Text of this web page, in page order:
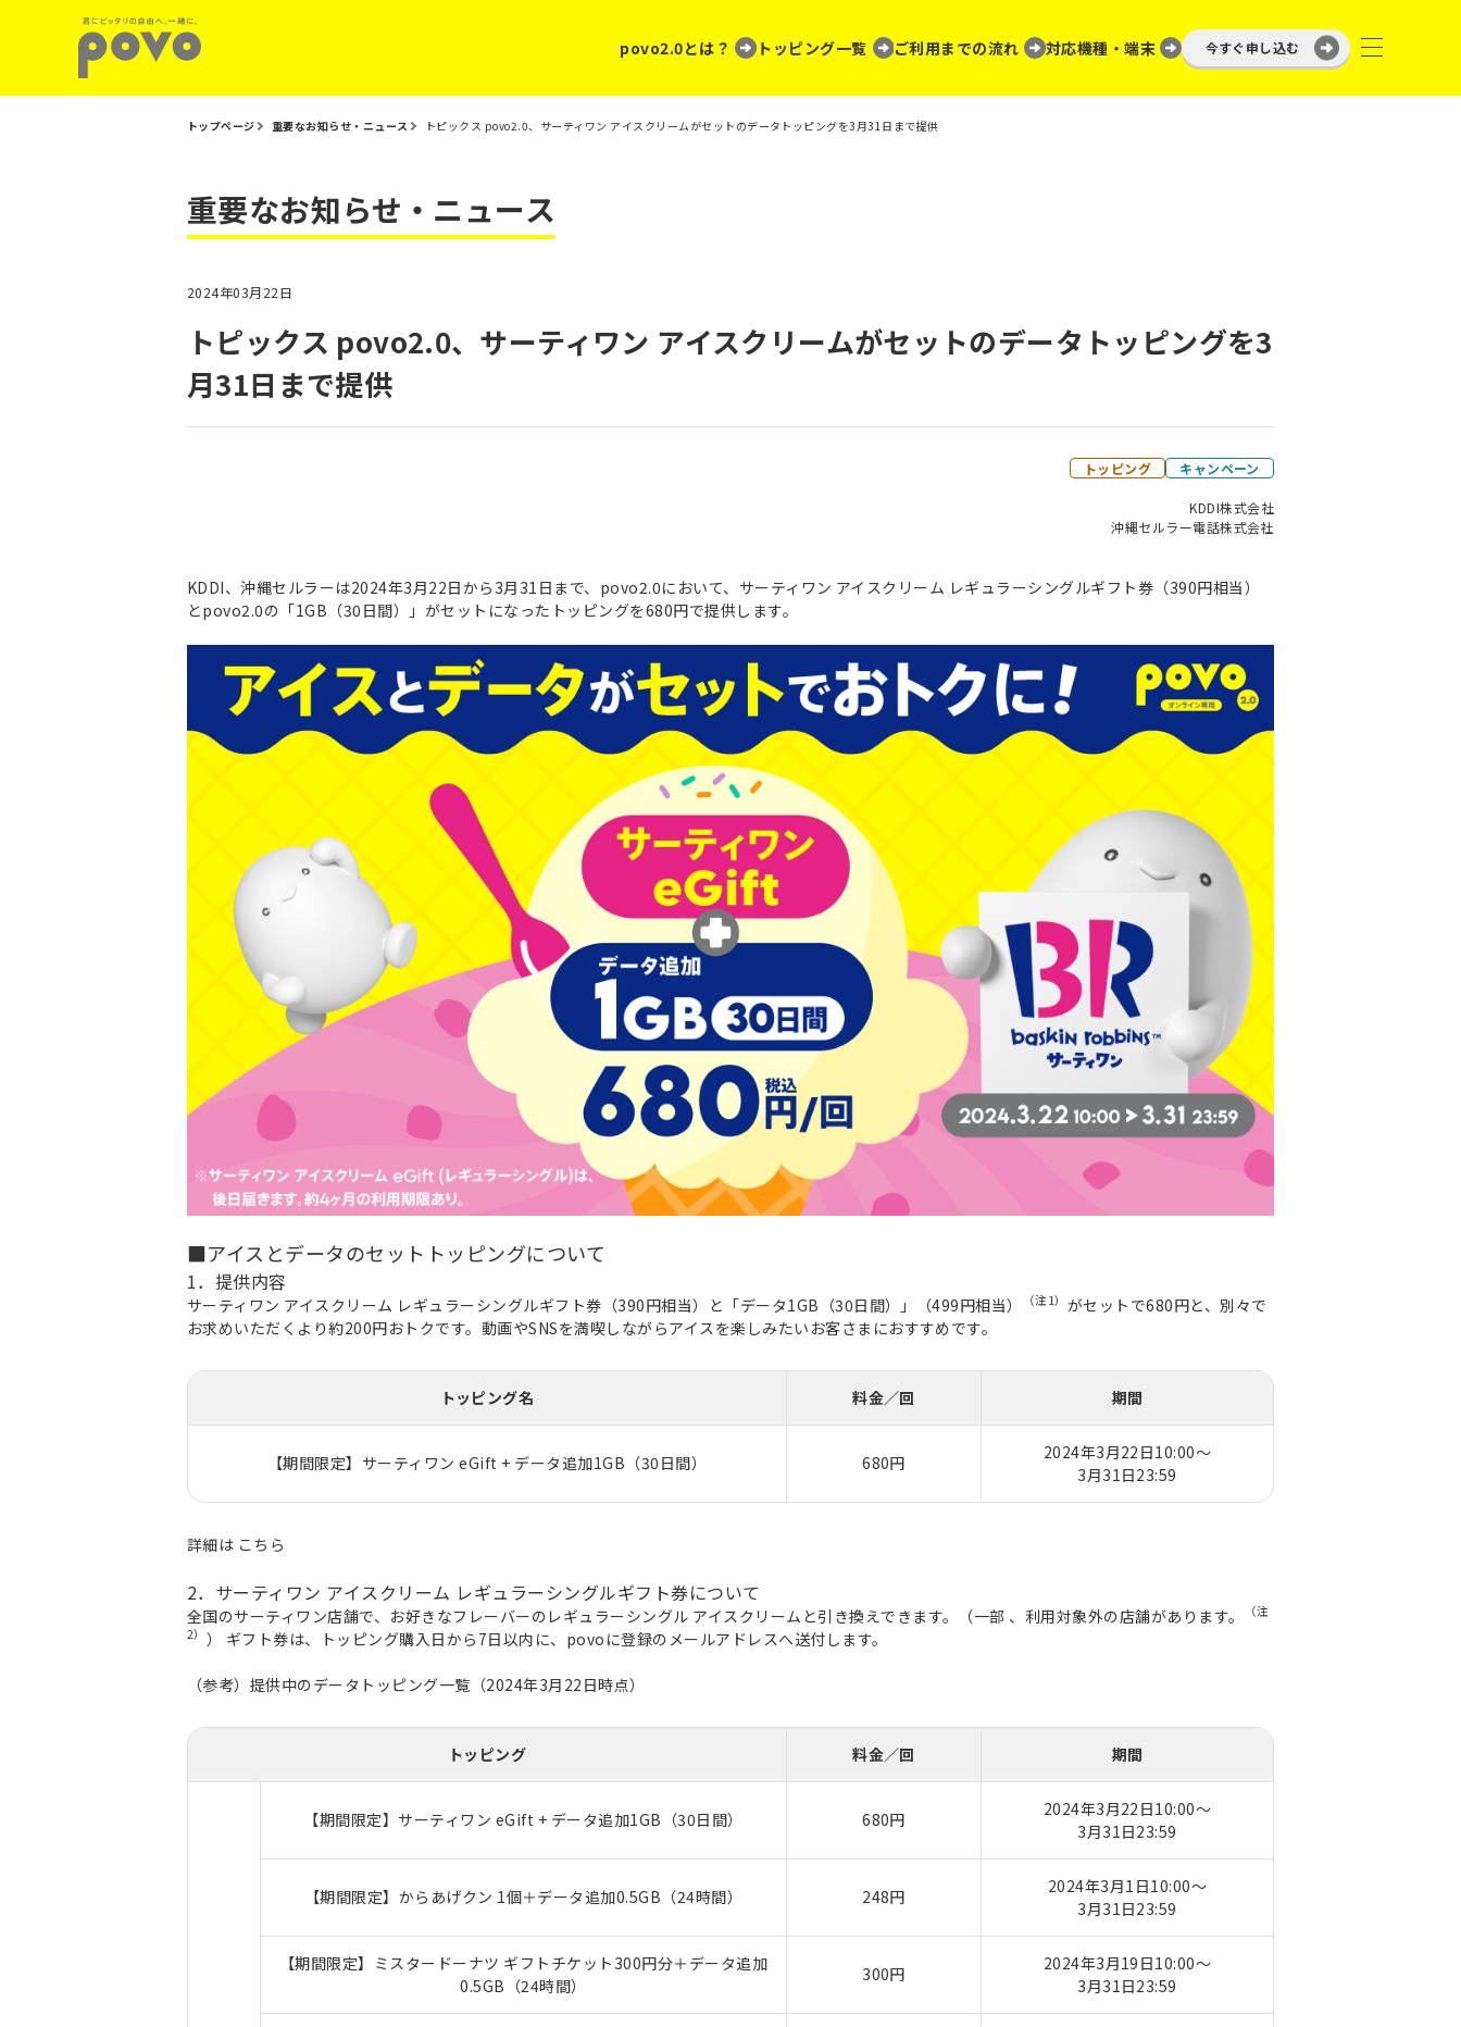
povo2.0とは？ トッピング一覧 ご利用までの流れ 対応機種・端末 今すぐ申し込む
トップページ 重要なお知らせ・ニュース トピックス povo2.0、サーティワン アイスクリームがセットのデータトッピングを3月31日まで提供
重要なお知らせ・ニュース
2024年03月22日
トピックス povo2.0、サーティワン アイスクリームがセットのデータトッピングを3
月31日まで提供
トッピング キャンペーン
KDDI株式会社
沖縄セルラー電話株式会社
KDDI、沖縄セルラーは2024年3月22日から3月31日まで、povo2.0において、サーティワン アイスクリーム レギュラーシングルギフト券（390円相当）
とpovo2.0の「1GB（30日間）」がセットになったトッピングを680円で提供します。
■アイスとデータのセットトッピングについて
1．提供内容
サーティワン アイスクリーム レギュラーシングルギフト券（390円相当）と「データ1GB（30日間）」（499円相当） （注1） がセットで680円と、別々で
お求めいただくより約200円おトクです。動画やSNSを満喫しながらアイスを楽しみたいお客さまにおすすめです。
トッピング名 料金／回 期間
【期間限定】サーティワン eGift + データ追加1GB（30日間） 680円
2024年3月22日10:00～
3月31日23:59
詳細は こちら
2．サーティワン アイスクリーム レギュラーシングルギフト券について
全国のサーティワン店舗で、お好きなフレーバーのレギュラーシングル アイスクリームと引き換えできます。（一部 、利用対象外の店舗があります。
（注
2） ） ギフト券は、トッピング購入日から7日以内に、povoに登録のメールアドレスへ送付します。
（参考）提供中のデータトッピング一覧（2024年3月22日時点）
トッピング 料金／回 期間
【期間限定】サーティワン eGift + データ追加1GB（30日間） 680円
2024年3月22日10:00～
3月31日23:59
【期間限定】からあげクン 1個＋データ追加0.5GB（24時間） 248円
2024年3月1日10:00～
3月31日23:59
【期間限定】ミスタードーナツ ギフトチケット300円分＋データ追加
0.5GB（24時間）
300円
2024年3月19日10:00～
3月31日23:59